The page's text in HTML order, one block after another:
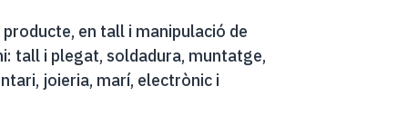
en tall i manipulació de
tall i plegat, soldadura, muntatge,
joieria, marí, electrònic i